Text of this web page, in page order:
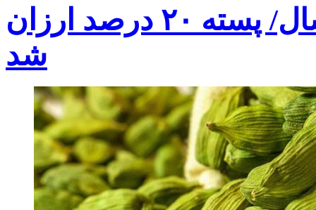
عرضه آجیل عید به قیمت پارسال/ پسته ۲۰ درصد ارزان
شد